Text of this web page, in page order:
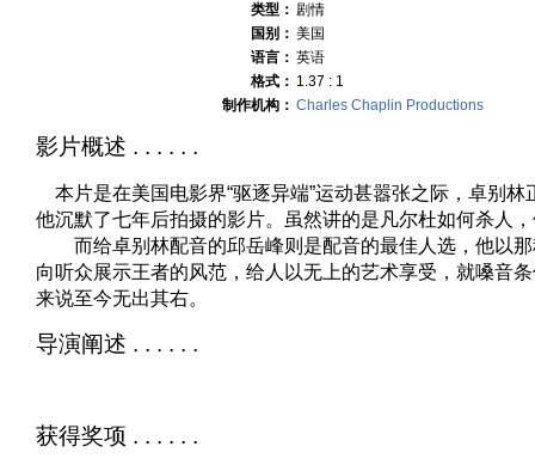
类型： 剧情
国别： 美国
语言： 英语
格式： 1.37 : 1
制作机构： Charles Chaplin Productions
影片概述 . . . . . .
本片是在美国电影界“驱逐异端”运动甚嚣张之际，卓别林
他沉默了七年后拍摄的影片。虽然讲的是凡尔杜如何杀人
而给卓别林配音的邱岳峰则是配音的最佳人选，他以那
向听众展示王者的风范，给人以无上的艺术享受，就嗓音
来说至今无出其右。
导演阐述 . . . . . .
获得奖项 . . . . . .